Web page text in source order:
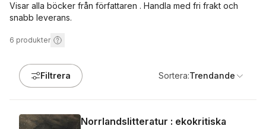
Visar alla böcker från författaren . Handla med fri frakt och
snabb leverans.
6 produkter
Filtrera Sortera:Trendande
Norrlandslitteratur : ekokritiska